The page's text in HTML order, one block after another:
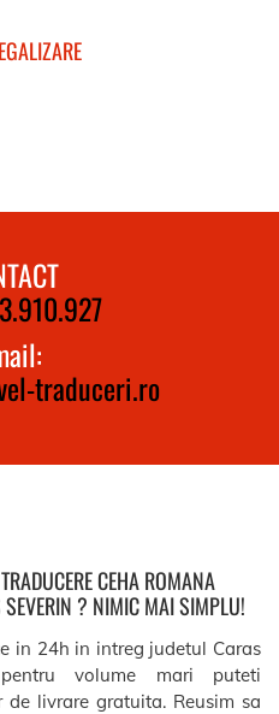
traduceri.ro
CEHA ROMANA
? NIMIC MAI SIMPLU!
in 24h in intreg judetul Caras
volume mari puteti
de livrare gratuita. Reusim sa